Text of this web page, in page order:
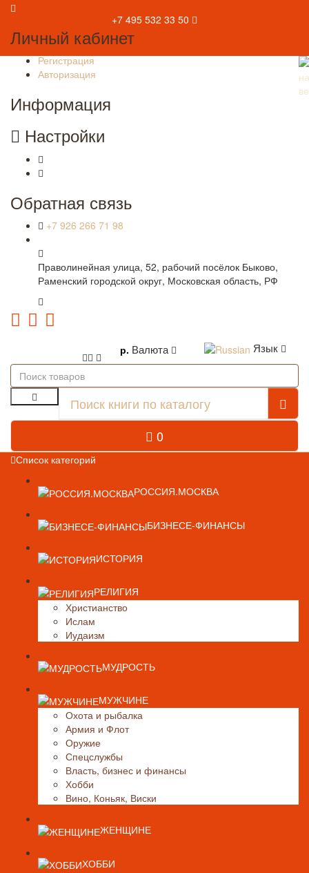
Личный кабинет
Регистрация
Авторизация
Информация
Настройки
Обратная связь
+7 926 266 71 98
Праволинейная улица, 52, рабочий посёлок Быково,
Раменский городской округ, Московская область, РФ
р. Валюта Язык
+7 495 532 33 50
0
Список категорий
РОССИЯ.МОСКВА
БИЗНЕСЕ-ФИНАНСЫ
ИСТОРИЯ
РЕЛИГИЯ
Христианство
Ислам
Иудаизм
МУДРОСТЬ
МУЖЧИНЕ
Охота и рыбалка
Армия и Флот
Оружие
Спецслужбы
Власть, бизнес и финансы
Хобби
Вино, Коньяк, Виски
ЖЕНЩИНЕ
ХОББИ